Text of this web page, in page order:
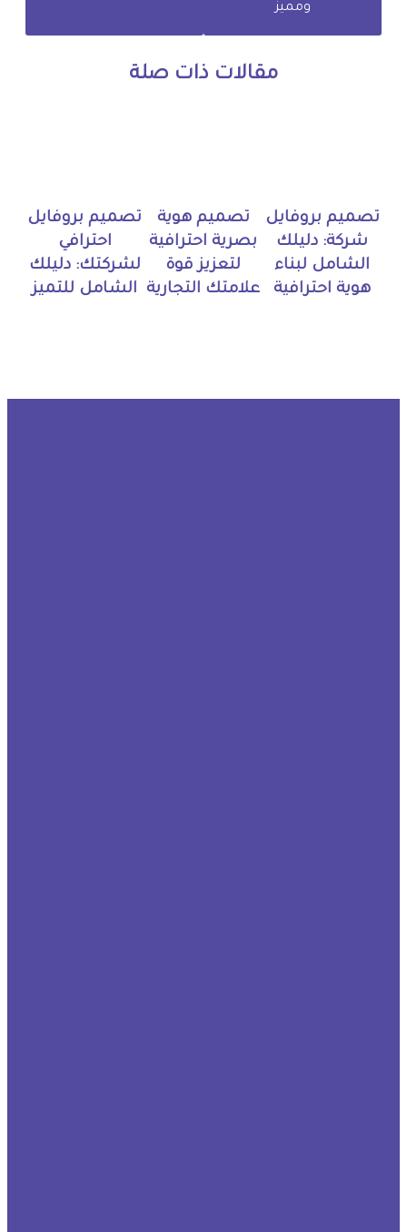
ومميز
مقالات ذات صلة
تصميم بروفايل
شركة: دليلك
الشامل لبناء
هوية احترافية
تصميم هوية
بصرية احترافية
لتعزيز قوة
علامتك التجارية
تصميم بروفايل
احترافي
لشركتك: دليلك
الشامل للتميز